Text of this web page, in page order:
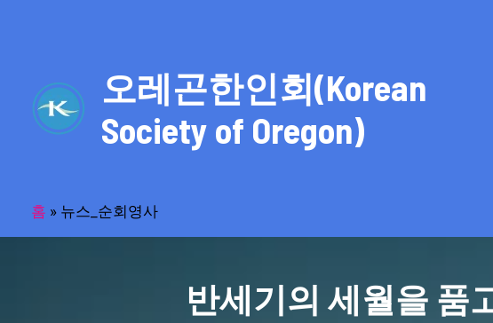
오레곤한인회(Korean
Society of Oregon)
홈 » 뉴스_순회영사
반세기의 세월을 품